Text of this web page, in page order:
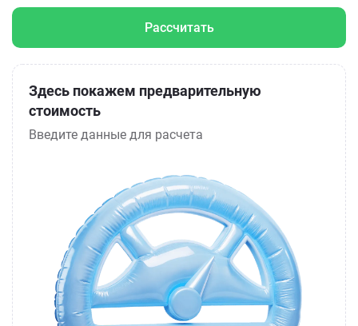
Рассчитать
Здесь покажем предварительную
стоимость
Введите данные для расчета